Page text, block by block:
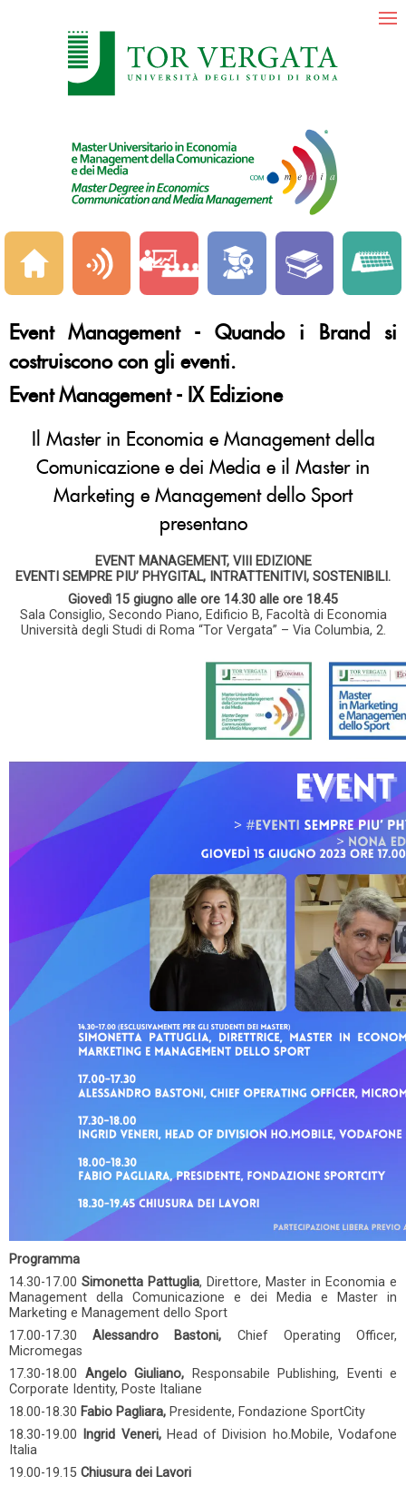
Event Management - Quando i Brand si
costruiscono con gli eventi.
Event Management - IX Edizione
Il Master in Economia e Management della
Comunicazione e dei Media e il Master in
Marketing e Management dello Sport
presentano
EVENT MANAGEMENT, VIII EDIZIONE
EVENTI SEMPRE PIU’ PHYGITAL, INTRATTENITIVI, SOSTENIBILI.
Giovedì 15 giugno alle ore 14.30 alle ore 18.45
Sala Consiglio, Secondo Piano, Edificio B, Facoltà di Economia
Università degli Studi di Roma “Tor Vergata” – Via Columbia, 2.
Programma
14.30-17.00 Simonetta Pattuglia, Direttore, Master in Economia e
Management della Comunicazione e dei Media e Master in
Marketing e Management dello Sport
17.00-17.30Alessandro Bastoni, Chief Operating Officer,
Micromegas
17.30-18.00 Angelo Giuliano, Responsabile Publishing, Eventi e
Corporate Identity, Poste Italiane
18.00-18.30 Fabio Pagliara, Presidente, Fondazione SportCity
18.30-19.00
Ingrid Veneri,Head of Division ho.Mobile, Vodafone
Italia
19.00-19.15 Chiusura dei Lavori